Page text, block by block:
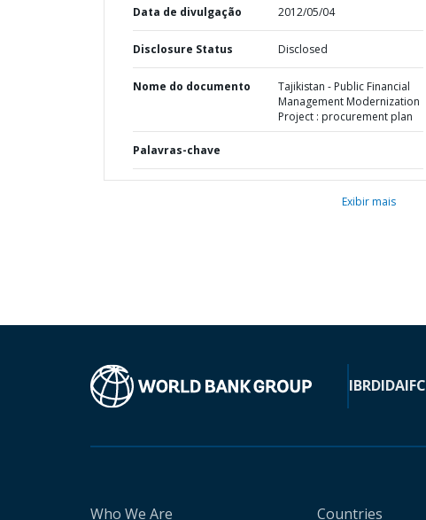
Data de divulgação 2012/05/04
Disclosure Status Disclosed
Nome do documento
Tajikistan - Public Financial
Management Modernization
Project : procurement plan
Palavras-chave
Exibir mais
IBRDIDAIFC
Who We Are Countries